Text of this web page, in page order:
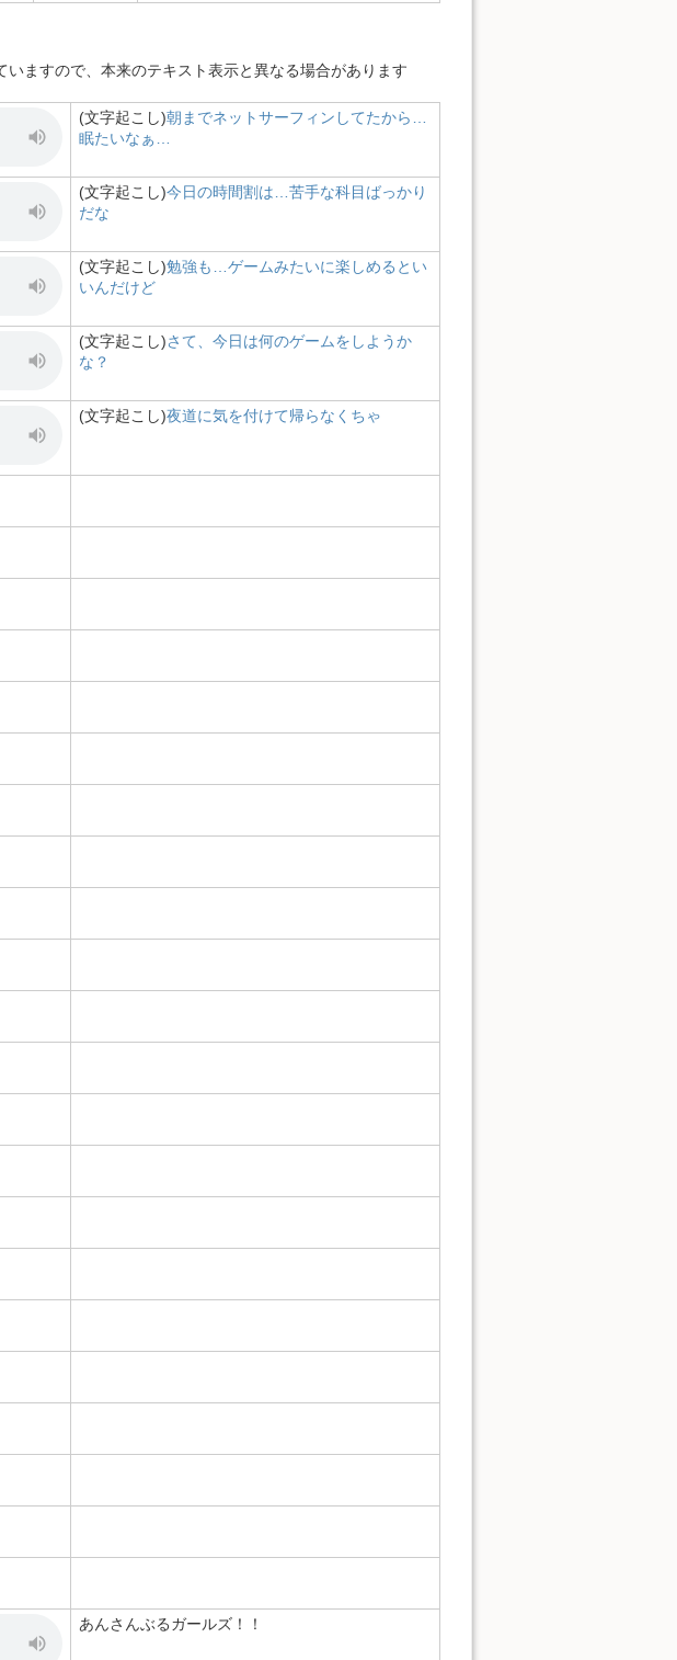
ますので、本来のテキスト表示と異なる場合があります
(文字起こし)朝までネットサーフィンしてたから…
眠たいなぁ…
(文字起こし)今日の時間割は…苦手な科目ばっかり
だな
(文字起こし)勉強も…ゲームみたいに楽しめるとい
いんだけど
(文字起こし)さて、今日は何のゲームをしようか
な？
(文字起こし)夜道に気を付けて帰らなくちゃ
あんさんぶるガールズ！！